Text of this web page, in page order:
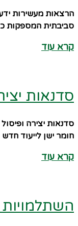
הרצאות מעשירות
סביבתית המספקות
קרא עוד
סדנאות
סדנאות יצירה
חומר ישן לייעוד
קרא עוד
השתלמויות